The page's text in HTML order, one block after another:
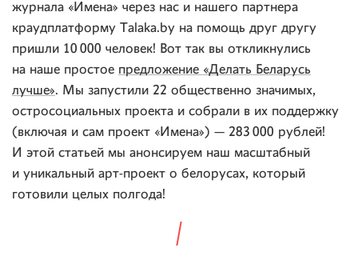
журнала «Имена» через нас и нашего партнера
краудплатформу Talaka.by на помощь друг другу
пришли 10 000 человек! Вот так вы откликнулись
на наше простое предложение «Делать Беларусь
лучше». Мы запустили 22 общественно значимых,
остросоциальных проекта и собрали в их поддержку
(включая и сам проект «Имена») — 283 000 рублей!
И этой статьей мы анонсируем наш масштабный
и уникальный арт-проект о белорусах, который
готовили целых полгода!